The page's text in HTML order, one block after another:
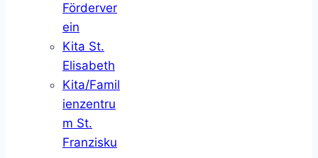
Förderver
ein
Kita St.
Elisabeth
Kita/Famil
ienzentru
m St.
Franzisku